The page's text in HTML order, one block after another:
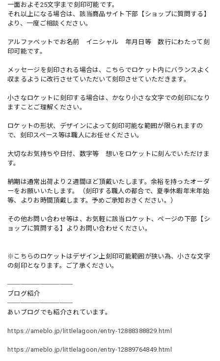
一面およそ25文字まで刻印可能です。
それ以上になる場合は、該当商品サイト下部【ショップに質問する】
より、一度ご相談ください。
アルファベットでお名前 イニシャル 年月日等 数行にわたって刻
印可能です。
メッセージを刻印される場合は、こちらでロケット内にバランスよく
収まるように改行させていただいて刻印させていただきます。
小さなロケットに刻印する場合は、かなり小さな文字での刻印になり
ますことご理解ください。
ロケットの形状、デザインによって刻印可能な範囲が限られますの
で、刻印スペース等は職人にお任せください。
大切なお気持ちや日付、数字等 想いをロケットに刻んでいただけま
す。
納期は通常出荷より２週間ほど頂戴いたします。余裕を持ったオーダ
ーをお願いいたします。（刻印する職人の都合で、夏季休暇年末年始
等、よりお時間頂戴します。予めご承知おきください。）
その他お問い合わせ等は、お気軽に該当ロケット、ページの下部【シ
ョップに質問する】よりお問い合わせください。
※こちらのロケットはデザイン上刻印可能範囲が狭い為、小さな文字
の刻印となります。ご了承ください。
──────────
ブログ紹介
──────────
あいブログでも紹介されています。
https://ameblo.jp/littlelagoon/entry-12888388829.html
https://ameblo.jp/littlelagoon/entry-12889764849.html